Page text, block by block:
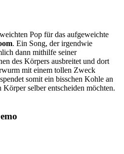
Pop für das aufgeweichte
. Ein Song, der irgendwie
dann mithilfe seiner
des Körpers ausbreitet und dort
mit einem tollen Zweck
somit ein bisschen Kohle an
selber entscheiden möchten.